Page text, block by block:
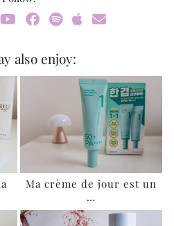
also enjoy:
Ma crème de jour est un
…